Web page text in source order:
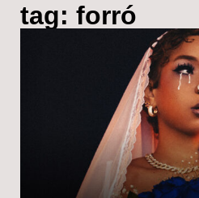
tag: forró